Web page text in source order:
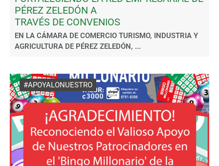
PÉREZ ZELEDÓN A
TRAVÉS DE CONVENIOS
EN LA CÁMARA DE COMERCIO TURISMO, INDUSTRIA Y
AGRICULTURA DE PÉREZ ZELEDÓN, ...
#APOYALONUESTRO